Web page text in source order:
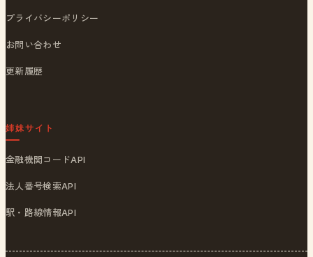
プライバシーポリシー
お問い合わせ
更新履歴
姉妹サイト
金融機関コードAPI
法人番号検索API
駅・路線情報API